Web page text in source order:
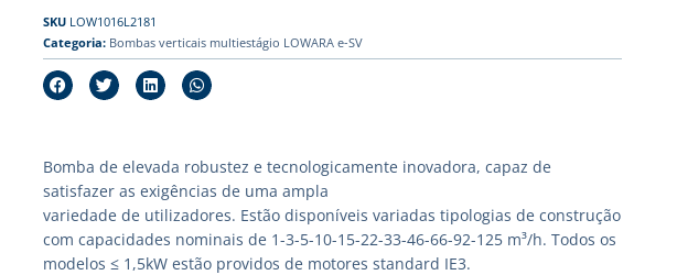
SKU LOW1016L2181
Categoria: Bombas verticais multiestágio LOWARA e-SV
Bomba de elevada robustez e tecnologicamente inovadora, capaz de
satisfazer as exigências de uma ampla
variedade de utilizadores. Estão disponíveis variadas tipologias de construção
com capacidades nominais de 1-3-5-10-15-22-33-46-66-92-125 m³/h. Todos os
modelos ≤ 1,5kW estão providos de motores standard IE3.